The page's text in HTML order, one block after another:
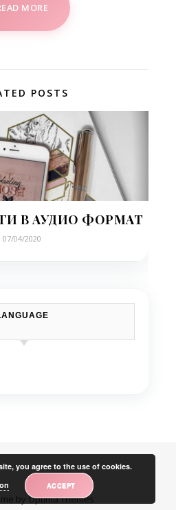
MORE
POSTS
В АУДИО ФОРМАТ
07/04/2020
byOptima Themes
you agree to the use of cookies.
ACCEPT